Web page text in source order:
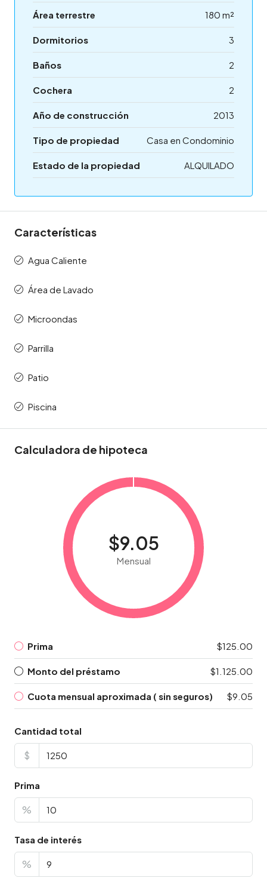
Área terrestre 180 m²
Dormitorios 3
Baños 2
Cochera 2
Año de construcción 2013
Tipo de propiedad Casa en Condominio
Estado de la propiedad ALQUILADO
Características
Agua Caliente
Área de Lavado
Microondas
Parrilla
Patio
Piscina
Calculadora de hipoteca
$9.05
Mensual
Prima $125.00
Monto del préstamo $1.125.00
Cuota mensual aproximada ( sin seguros) $9.05
Cantidad total
$
Prima
%
Tasa de interés
%